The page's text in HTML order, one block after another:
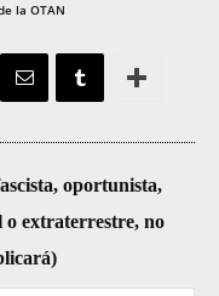
la OTAN
oportunista,
o extraterrestre, no